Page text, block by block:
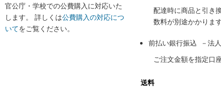
官公庁・学校での公費購入に対応いた
します。 詳しくは公費購入の対応につ
いてをご覧ください。
配達時に商品と引き
数料が別途かかりま
前払い銀行振込 －法
ご注文金額を指定口
送料